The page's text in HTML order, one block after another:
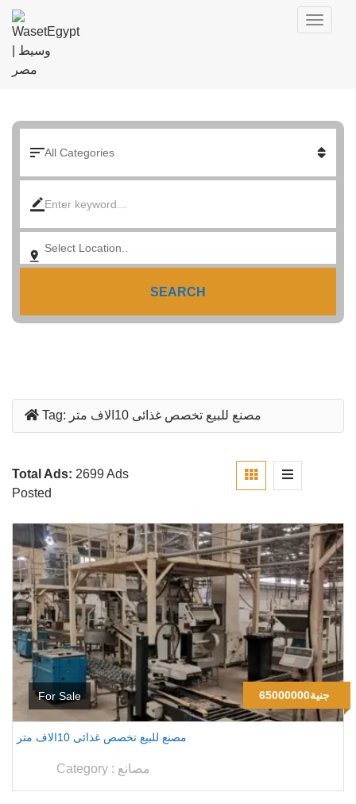
SEARCH
Tag: مصنع للبيع تخصص غذائى 10الاف متر
Total Ads: 2699 Ads
Posted
For Sale 65000000جنية
مصنع للبيع تخصص غذائى 10الاف متر
Category : مصانع